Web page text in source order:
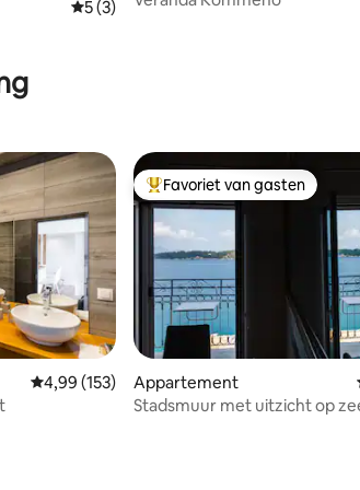
recensies
Gemiddelde beoordeling van 5 op 5, 3
5 (3)
Gemiddelde beoordeling van 4,99 op 5,
4,99 (153)
Topfavoriet van gasten
Favoriet van gasten
Appartement
Stadsmuur met uitzicht op